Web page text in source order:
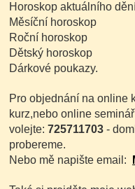
Horoskop aktuálního
Měsíční horoskop
Roční horoskop
Dětský horoskop
Dárkové poukazy.
Pro objednání na online
kurz,nebo online
volejte: 725711703 -
probereme.
Nebo mě napište email: